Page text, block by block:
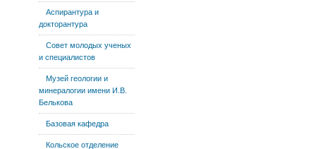
Аспирантура и
докторантура
Совет молодых ученых
и специалистов
Музей геологии и
минералогии имени И.В.
Белькова
Базовая кафедра
Кольское отделение